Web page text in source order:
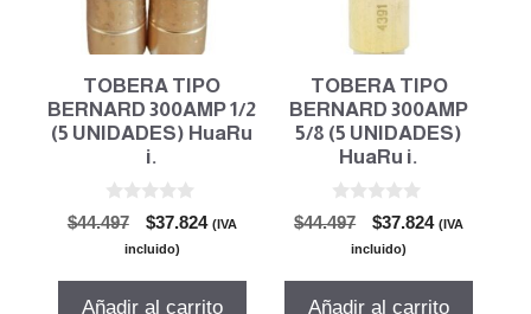
TOBERA TIPO
BERNARD 300AMP 1/2
(5 UNIDADES) HuaRu
i.
0
d
$44.497
El
precio
era:
$37.824El(IVA
incluido)
Añadir al carrito
TOBERA TIPO
BERNARD 300AMP
5/8 (5 UNIDADES)
HuaRu i.
0
d
$44.497
El
precio
era:
$37.824El(IVA
incluido)
Añadir al carrito